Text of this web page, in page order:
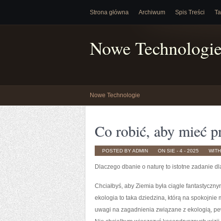
Strona główna Archiwum Spis Treści
Nowe
Nowe Technologie
Co robić, aby mieć
POSTED BY ADMIN ON SIE - 4 - 2025 WITH
Dlaczego dbanie o naturę to istotne zadanie
Chciałbyś, aby Ziemia była ciągle
ekologia to taka dziedzina, którą na spokojnie
uwagi na zagadnienia związane z ekologią,